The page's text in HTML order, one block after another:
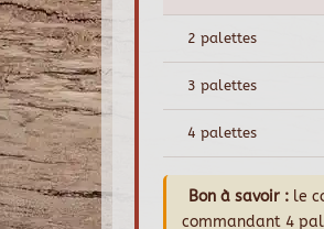
2 palettes
3 palettes
4 palettes
Bon à savoir : le
commandant 4